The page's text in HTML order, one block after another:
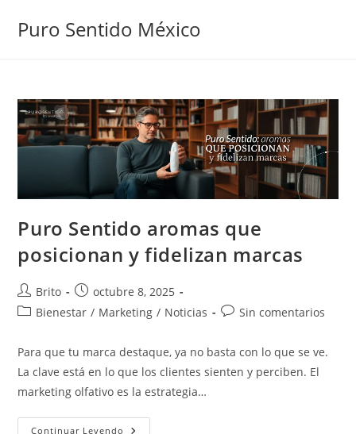
Puro Sentido México
Puro Sentido aromas que
posicionan y fidelizan marcas
Brito
octubre 8, 2025
Bienestar / Marketing / Noticias Sin comentarios
Para que tu marca destaque, ya no basta con lo que se ve.
La clave está en lo que los clientes sienten y perciben. El
marketing olfativo es la estrategia…
Continuar Leyendo